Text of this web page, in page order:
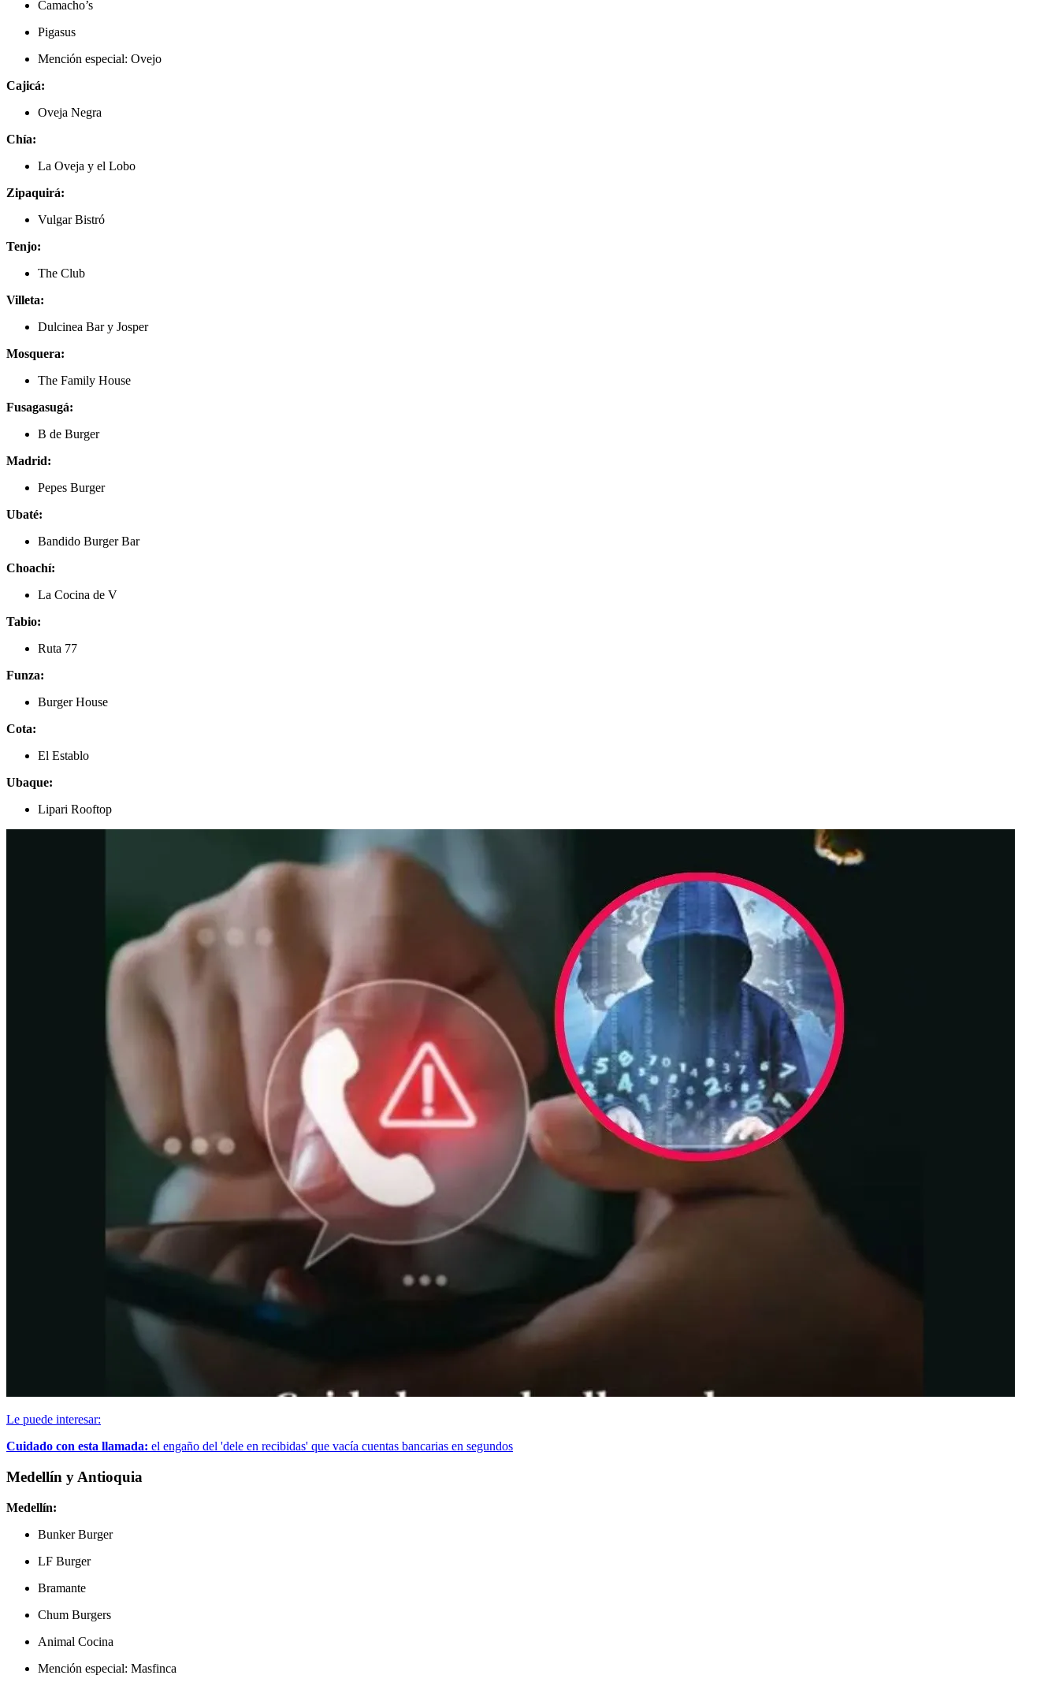
Camacho’s
Pigasus
Mención especial: Ovejo
Cajicá:
Oveja Negra
Chía:
La Oveja y el Lobo
Zipaquirá:
Vulgar Bistró
Tenjo:
The Club
Villeta:
Dulcinea Bar y Josper
Mosquera:
The Family House
Fusagasugá:
B de Burger
Madrid:
Pepes Burger
Ubaté:
Bandido Burger Bar
Choachí:
La Cocina de V
Tabio:
Ruta 77
Funza:
Burger House
Cota:
El Establo
Ubaque:
Lipari Rooftop
Le puede interesar:
Cuidado con esta llamada: el engaño del 'dele en recibidas' que vacía cuentas bancarias en segundos
Medellín y Antioquia
Medellín:
Bunker Burger
LF Burger
Bramante
Chum Burgers
Animal Cocina
Mención especial: Masfinca